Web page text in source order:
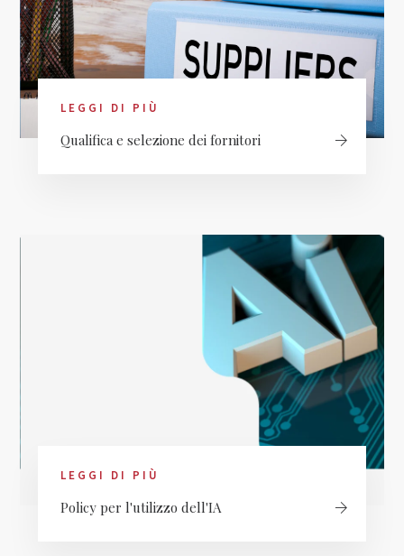
LEGGI DI PIÙ
Qualifica e selezione dei fornitori
LEGGI DI PIÙ
Policy per l'utilizzo dell'IA